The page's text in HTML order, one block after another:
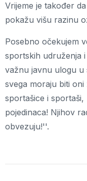
Vrijeme je također
pokažu višu razinu
Posebno očekujem
sportskih udruženja
važnu javnu ulogu u
svega moraju biti
sportašice i sportaši,
pojedinaca! Njihov
obvezuju!''.